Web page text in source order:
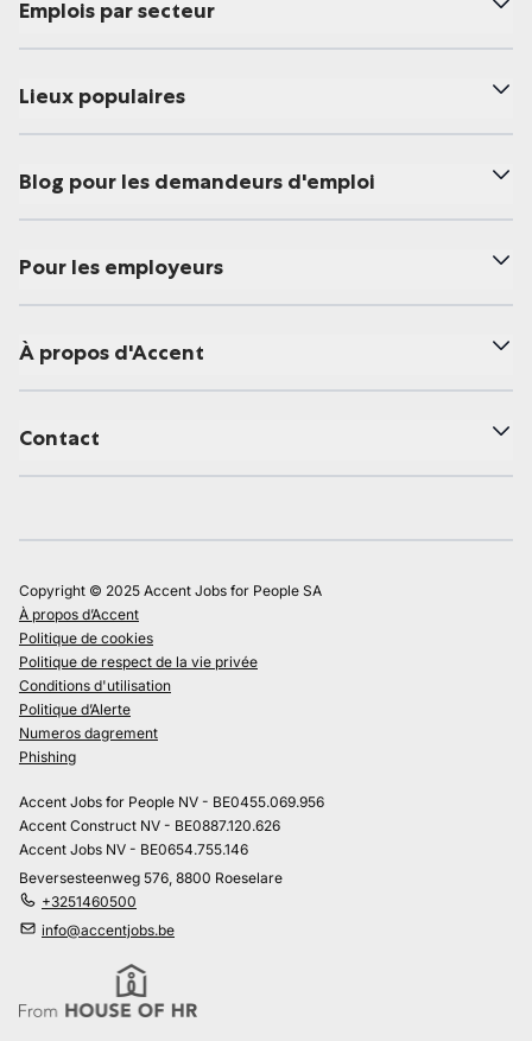
Emplois par secteur
Lieux populaires
Blog pour les demandeurs d'emploi
Pour les employeurs
À propos d'Accent
Contact
Copyright © 2025 Accent Jobs for People SA
À propos d’Accent
Politique de cookies
Politique de respect de la vie privée
Conditions d'utilisation
Politique d’Alerte
Numeros dagrement
Phishing
Accent Jobs for People NV - BE0455.069.956
Accent Construct NV - BE0887.120.626
Accent Jobs NV - BE0654.755.146
Beversesteenweg 576, 8800 Roeselare
+3251460500
info@accentjobs.be